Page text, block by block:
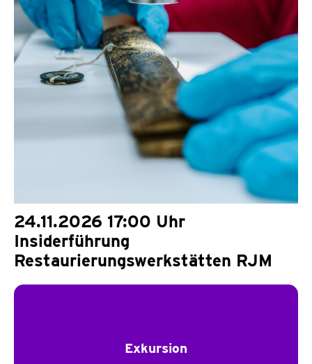
24.11.2026 17:00 Uhr
Insiderführung
Restaurierungswerkstätten RJM
Exkursion